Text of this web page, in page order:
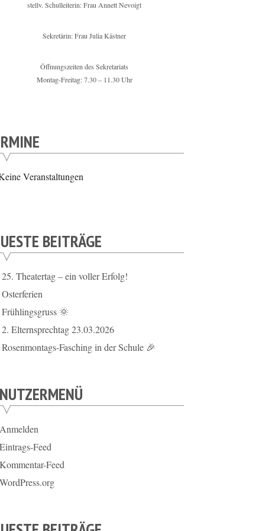
stellv. Schulleiterin: Frau Annett Nevoigt
Sekretärin: Frau Julia Kästner
Öffnungszeiten des Sekretariats
Montag-Freitag: 7.30 – 11.30 Uhr
Veranstaltungen
BEITRÄGE
25. Theatertag – ein voller Erfolg!
Osterferien
Frühlingsgruss 🌞
2. Elternsprechtag 23.03.2026
Rosenmontags-Fasching in der Schule 🎉
Feed
Feed